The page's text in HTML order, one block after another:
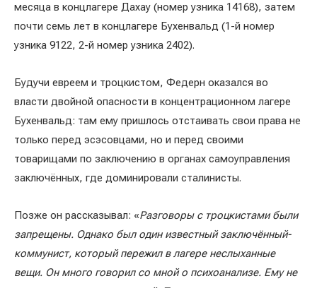
месяца в концлагере Дахау (номер узника 14168), затем
почти семь лет в концлагере Бухенвальд (1-й номер
узника 9122, 2-й номер узника 2402).
Будучи евреем и троцкистом, Федерн оказался во
власти двойной опасности в концентрационном лагере
Бухенвальд: там ему пришлось отстаивать свои права не
только перед эсэсовцами, но и перед своими
товарищами по заключению в органах самоуправления
заключённых, где доминировали сталинисты.
Позже он рассказывал: «Разговоры с троцкистами были
запрещены. Однако был один известный заключённый-
коммунист, который пережил в лагере неслыханные
вещи. Он много говорил со мной о психоанализе. Ему не